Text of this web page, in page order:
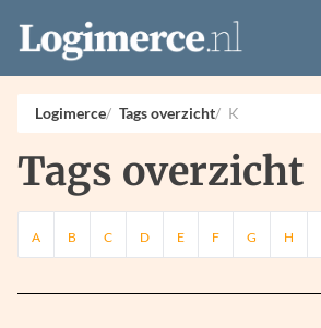
Vacatures
Events
Adverteren
Partners
Contact
Logimerce Tags overzicht K
Tags overzicht
A B C D E F G H